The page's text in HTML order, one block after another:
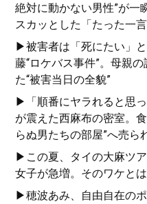
絶対に動かない男性”が一
スカッとした「たった一言
▶被害者は「死にたい」
藤“ロケバス事件”。母親
た“被害当日の全貌”
▶「順番にヤラれると思
が震えた西麻布の密室。
らぬ男たちの部屋”へ売ら
▶この夏、タイの大麻ツ
女子が急増。そのワケとは
▶穂波あみ、自由自在の